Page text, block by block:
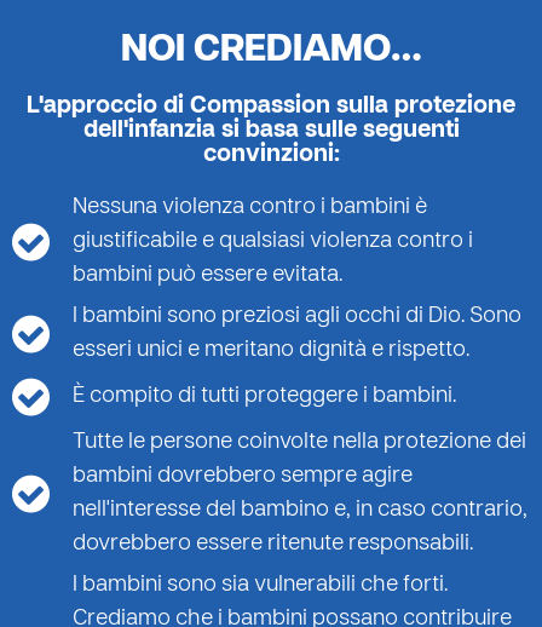
NOI CREDIAMO…
L'approccio di Compassion sulla protezione
dell'infanzia si basa sulle seguenti
convinzioni:
Nessuna violenza contro i bambini è
giustificabile e qualsiasi violenza contro i
bambini può essere evitata.
I bambini sono preziosi agli occhi di Dio. Sono
esseri unici e meritano dignità e rispetto.
È compito di tutti proteggere i bambini.
Tutte le persone coinvolte nella protezione dei
bambini dovrebbero sempre agire
nell'interesse del bambino e, in caso contrario,
dovrebbero essere ritenute responsabili.
I bambini sono sia vulnerabili che forti.
Crediamo che i bambini possano contribuire